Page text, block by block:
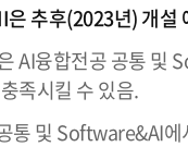
은 추후(2023년) 개설
AI융합전공 공통 및
족시킬 수 있음.
통 및 Software&AI에